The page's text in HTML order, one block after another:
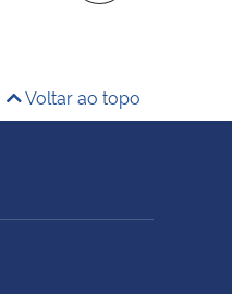
Voltar ao topo